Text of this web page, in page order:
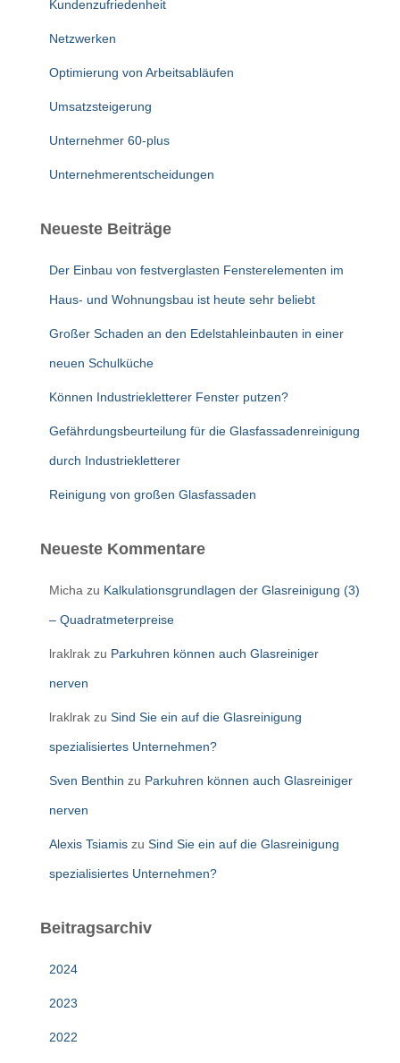
Kundenzufriedenheit
Netzwerken
Optimierung von Arbeitsabläufen
Umsatzsteigerung
Unternehmer 60-plus
Unternehmerentscheidungen
Neueste Beiträge
Der Einbau von festverglasten Fensterelementen im
Haus- und Wohnungsbau ist heute sehr beliebt
Großer Schaden an den Edelstahleinbauten in einer
neuen Schulküche
Können Industriekletterer Fenster putzen?
Gefährdungsbeurteilung für die Glasfassadenreinigung
durch Industriekletterer
Reinigung von großen Glasfassaden
Neueste Kommentare
Micha zu Kalkulationsgrundlagen der Glasreinigung (3)
– Quadratmeterpreise
lraklrak zu Parkuhren können auch Glasreiniger
nerven
lraklrak zu Sind Sie ein auf die Glasreinigung
spezialisiertes Unternehmen?
Sven Benthin zu Parkuhren können auch Glasreiniger
nerven
Alexis Tsiamis zu Sind Sie ein auf die Glasreinigung
spezialisiertes Unternehmen?
Beitragsarchiv
2024
2023
2022